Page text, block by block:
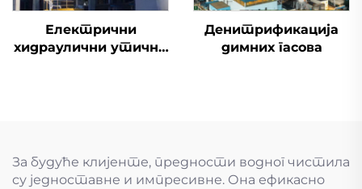
Електрични
хидраулични утични
Денитрификација
димних гасова
За будуће клијенте, предности водног чистила
су једноставне и импресивне. Она ефикасно